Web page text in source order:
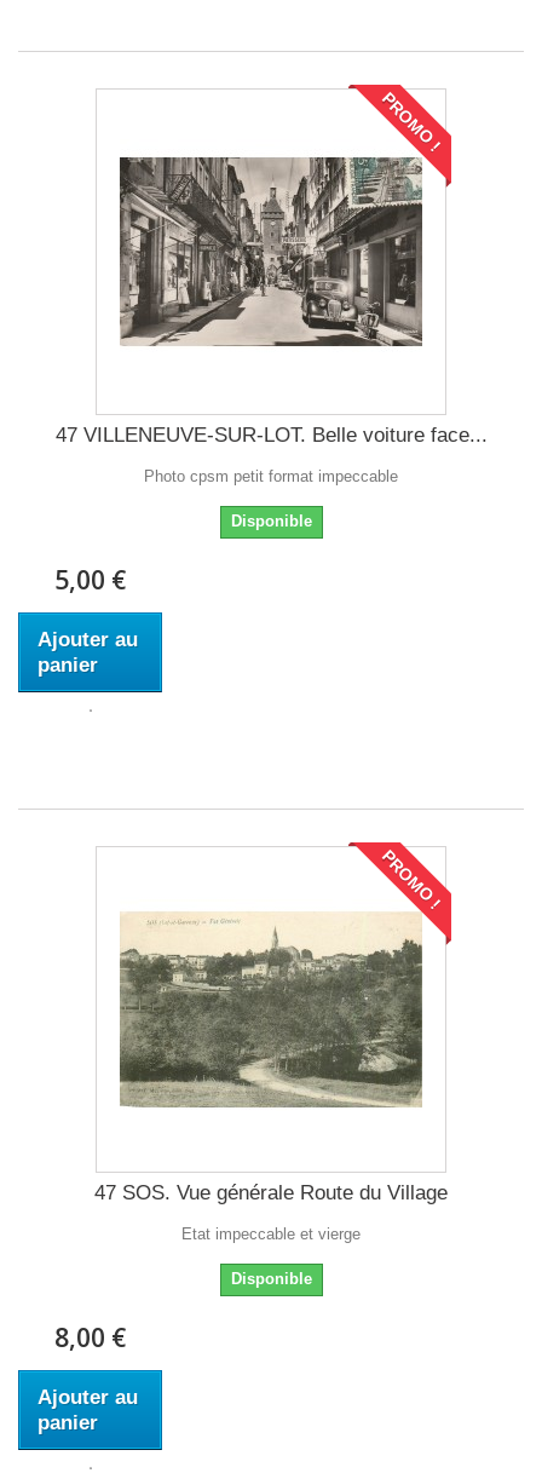
PROMO !
47 VILLENEUVE-SUR-LOT. Belle voiture face...
Photo cpsm petit format impeccable
Disponible
5,00 €
Ajouter au
panier
PROMO !
47 SOS. Vue générale Route du Village
Etat impeccable et vierge
Disponible
8,00 €
Ajouter au
panier